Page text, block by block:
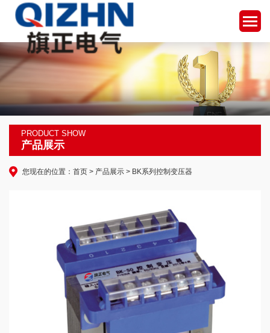
PRODUCT SHOW
产品展示
您现在的位置： 首页 > 产品展示 > BK系列控制变压器